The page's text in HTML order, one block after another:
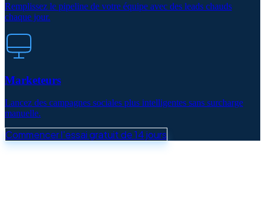
Remplissez le pipeline de votre équipe avec des leads chauds
chaque jour.
Marketeurs
Lancez des campagnes sociales plus intelligentes sans surcharge
manuelle.
Commencer l'essai gratuit de 14 jours